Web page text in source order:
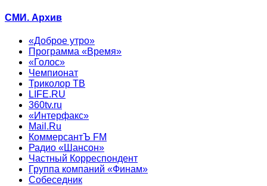
СМИ. Архив
«Доброе утро»
Программа «Время»
«Голос»
Чемпионат
Триколор ТВ
LIFE.RU
360tv.ru
«Интерфакс»
Mail.Ru
КоммерсантЪ FM
Радио «Шансон»
Частный Корреспондент
Группа компаний «Финам»
Собеседник